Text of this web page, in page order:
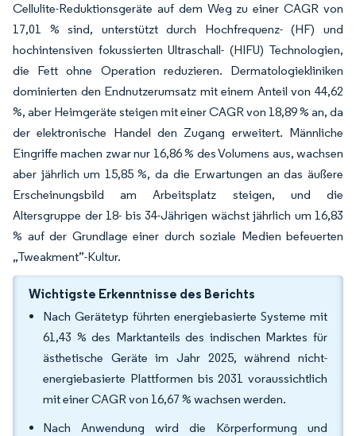
Cellulite-Reduktionsgeräte auf dem Weg zu einer CAGR von
17,01 % sind, unterstützt durch Hochfrequenz- (HF) und
hochintensiven fokussierten Ultraschall- (HIFU) Technologien,
die Fett ohne Operation reduzieren. Dermatologiekliniken
dominierten den Endnutzerumsatz mit einem Anteil von 44,62
%, aber Heimgeräte steigen mit einer CAGR von 18,89 % an, da
der elektronische Handel den Zugang erweitert. Männliche
Eingriffe machen zwar nur 16,86 % des Volumens aus, wachsen
aber jährlich um 15,85 %, da die Erwartungen an das äußere
Erscheinungsbild am Arbeitsplatz steigen, und die
Altersgruppe der 18- bis 34-Jährigen wächst jährlich um 16,83
% auf der Grundlage einer durch soziale Medien befeuerten
„Tweakment”-Kultur.
Wichtigste Erkenntnisse des Berichts
Nach Gerätetyp führten energiebasierte Systeme mit
61,43 % des Marktanteils des indischen Marktes für
ästhetische Geräte im Jahr 2025, während nicht-
energiebasierte Plattformen bis 2031 voraussichtlich
mit einer CAGR von 16,67 % wachsen werden.
Nach Anwendung wird die Körperformung und